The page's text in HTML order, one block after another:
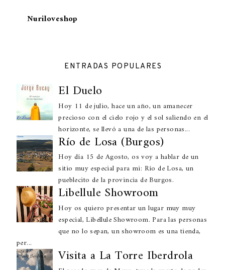
Nuriloveshop
ENTRADAS POPULARES
El Duelo
Hoy 11 de julio, hace un año, un amanecer
precioso con el cielo rojo y el sol saliendo en el
horizonte, se llevó a una de las personas...
Río de Losa (Burgos)
Hoy día 15 de Agosto, os voy a hablar de un
sitio muy especial para mi: Río de Losa, un
pueblecito de la provincia de Burgos.
Libellule Showroom
Hoy os quiero presentar un lugar muy muy
especial, Libellule Showroom. Para las personas
que no lo sepan, un showroom es una tienda,
per...
Visita a La Torre Iberdrola